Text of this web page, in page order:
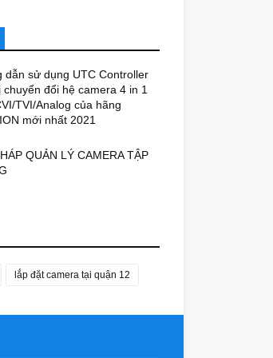
dẫn sử dụng UTC Controller
chuyển đổi hệ camera 4 in 1
TVI/Analog của hãng
mới nhất 2021
QUẢN LÝ CAMERA TẬP
lắp đặt camera tại quận 12